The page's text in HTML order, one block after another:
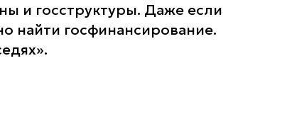
и госструктуры. Даже если
найти госфинансирование.